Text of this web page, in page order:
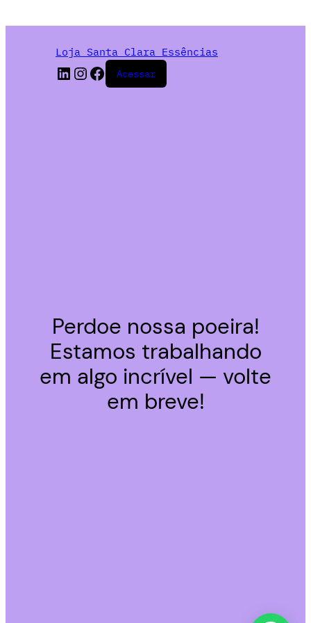
Loja Santa Clara Essências
Acessar
Perdoe nossa poeira!
Estamos trabalhando
em algo incrível — volte
em breve!